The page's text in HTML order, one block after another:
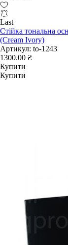
Last
Стійка тональна
(Cream Ivory)
Артикул: to-1243
1300.00 ₴
Купити
Купити